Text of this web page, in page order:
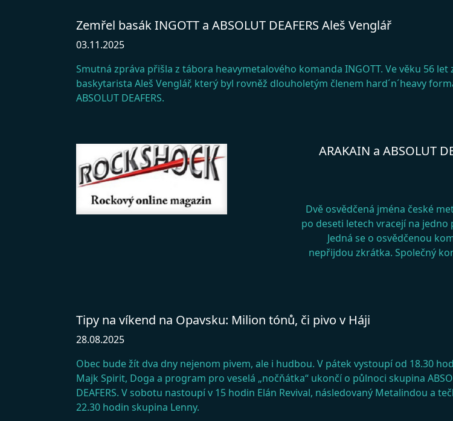
Zemřel basák INGOTT a ABSOLUT DEAFERS Aleš Venglář
03.11.2025
Smutná zpráva přišla z tábora heavymetalového komanda INGOTT. Ve věku 56 let
baskytarista Aleš Venglář, který byl rovněž dlouholetým členem hard´n´heavy
ABSOLUT DEAFERS.
ARAKAIN a ABSOLUT
Dvě osvědčená jména české
po deseti letech vracejí na
Jedná se o osvědčenou
nepřijdou zkrátka. Společný
Tipy na víkend na Opavsku: Milion tónů, či pivo v Háji
28.08.2025
Obec bude žít dva dny nejenom pivem, ale i hudbou. V pátek vystoupí od 18.30
Majk Spirit, Doga a program pro veselá „nočňátka“ ukončí o půlnoci skupina
DEAFERS. V sobotu nastoupí v 15 hodin Elán Revival, následovaný Metalindou a
22.30 hodin skupina Lenny.